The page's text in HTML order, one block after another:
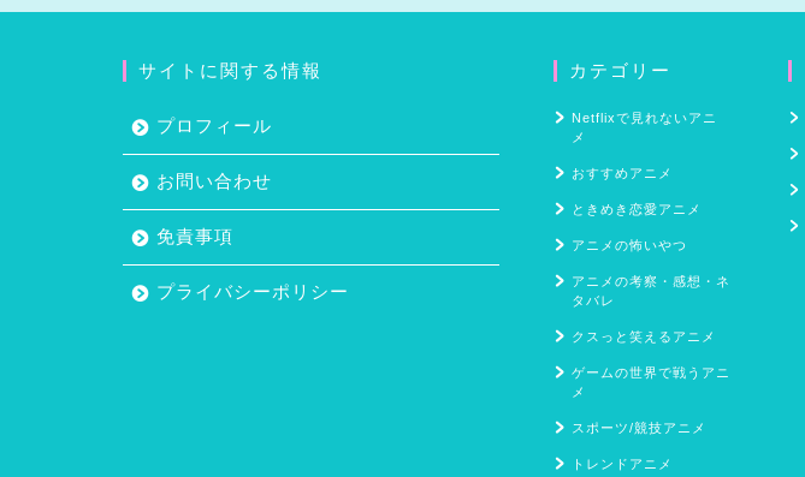
サイトに関する情報
プロフィール
お問い合わせ
免責事項
プライバシーポリシー
カテゴリー
Netflixで見れないアニ
メ
おすすめアニメ
ときめき恋愛アニメ
アニメの怖いやつ
アニメの考察・感想・ネ
タバレ
クスっと笑えるアニメ
ゲームの世界で戦うアニ
メ
スポーツ/競技アニメ
トレンドアニメ